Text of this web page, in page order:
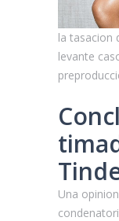
la tasacion
levante
Una